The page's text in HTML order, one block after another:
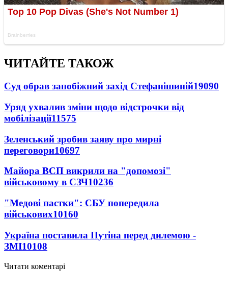
ЧИТАЙТЕ ТАКОЖ
Суд обрав запобіжний захід Стефанішиній19090
Уряд ухвалив зміни щодо відстрочки від
мобілізації11575
Зеленський зробив заяву про мирні
переговори10697
Майора ВСП викрили на "допомозі"
військовому в СЗЧ10236
"Медові пастки": СБУ попередила
військових10160
Україна поставила Путіна перед дилемою -
ЗМІ10108
Читати коментарі